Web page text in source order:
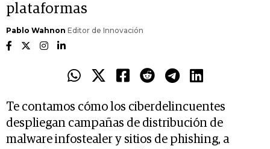
plataformas
Pablo Wahnon Editor de Innovación
Te contamos cómo los ciberdelincuentes
despliegan campañas de distribución de
malware infostealer y sitios de phishing, a